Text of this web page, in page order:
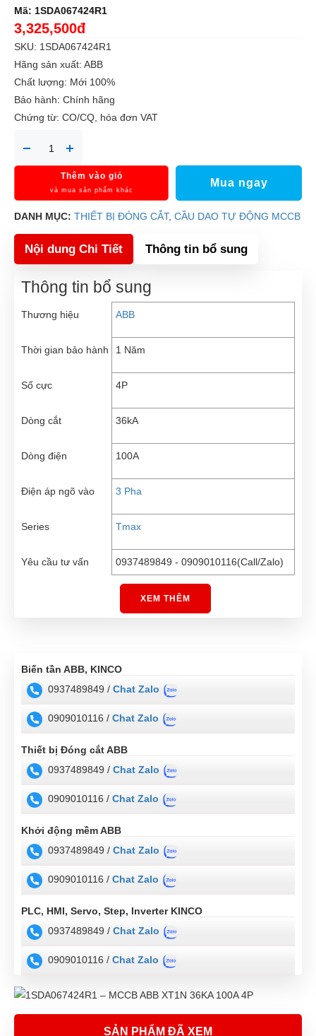
Mã: 1SDA067424R1
3,325,500đ
SKU: 1SDA067424R1
Hãng sản xuất: ABB
Chất lượng: Mới 100%
Bảo hành: Chính hãng
Chứng từ: CO/CQ, hóa đơn VAT
Thêm vào giỏ
và mua sản phẩm khác
Mua ngay
DANH MỤC: THIẾT BỊ ĐÓNG CẮT, CẦU DAO TỰ ĐỘNG MCCB
Nội dung Chi Tiết Thông tin bổ sung
Thông tin bổ sung
Thương hiệu ABB
Thời gian bảo hành 1 Năm
Số cực 4P
Dòng cắt 36kA
Dòng điện 100A
Điện áp ngõ vào 3 Pha
Series Tmax
Yêu cầu tư vấn 0937489849 - 0909010116(Call/Zalo)
XEM THÊM
Biến tần ABB, KINCO
0937489849 / Chat Zalo
0909010116 / Chat Zalo
Thiết bị Đóng cắt ABB
0937489849 / Chat Zalo
0909010116 / Chat Zalo
Khởi động mềm ABB
0937489849 / Chat Zalo
0909010116 / Chat Zalo
PLC, HMI, Servo, Step, Inverter KINCO
0937489849 / Chat Zalo
0909010116 / Chat Zalo
SẢN PHẨM ĐÃ XEM